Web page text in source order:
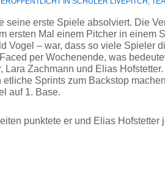
seine erste Spiele absolviert. Die
Mal einem Pitcher in einem
Vogel – war, dass so viele Spieler
per Wochenende, was
Zachmann und Elias
Sprints zum Backstop
auf 1. Base.
punktete er und Elias